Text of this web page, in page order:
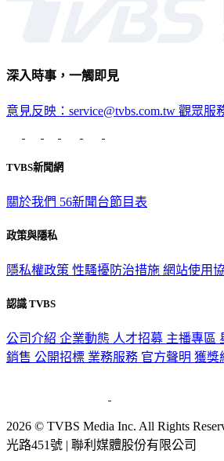
深入時事，一觸即見
意見反映：service@tvbs.com.tw 觀眾服
TVBS新聞網
關於我們 56新聞台節目表
政策與隱私
隱私權政策 性騷擾防治措施 網站使用
認識 TVBS
公司介紹 企業動態 人才招募 主播專區
銷售 公開招標 業務服務 官方聲明 獲獎
2026 © TVBS Media Inc. All Rights
光路451號 | 聯利媒體股份有限公司